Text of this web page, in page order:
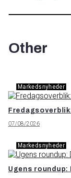
Other
Markedsnyheder
07/08/2026
Markedsnyheder
Ugens roundup: